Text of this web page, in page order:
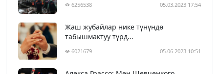
6256538 05.03.2023 17:54
Жаш жубайлар нике түнүндө
табышмактуу түрд...
6021679 05.06.2023 10:51